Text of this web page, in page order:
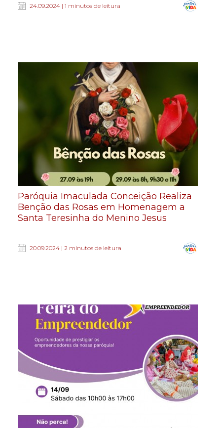
24.09.2024 | 1 minutos de leitura
Paróquia Imaculada Conceição Realiza
Benção das Rosas em Homenagem a
Santa Teresinha do Menino Jesus
20.09.2024 | 2 minutos de leitura